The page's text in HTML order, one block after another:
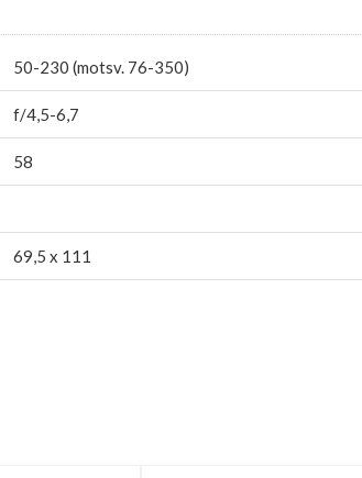
50-230 (motsv. 76-350)
f/4,5-6,7
58
69,5 x 111